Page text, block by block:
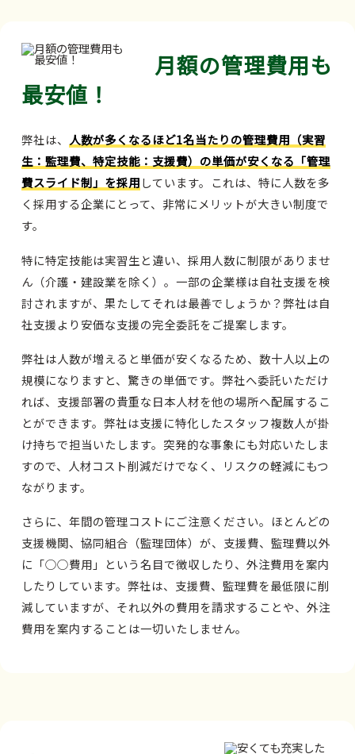
月額の管理費用も
最安値！
弊社は、 人数が多くなるほど1名当たりの管理費用（実習
生：監理費、特定技能：支援費）の単価が安くなる「管理
費スライド制」を採用しています。これは、特に人数を多
く採用する企業にとって、非常にメリットが大きい制度で
す。
特に特定技能は実習生と違い、採用人数に制限がありませ
ん（介護・建設業を除く）。一部の企業様は自社支援を検
討されますが、果たしてそれは最善でしょうか？弊社は自
社支援より安価な支援の完全委託をご提案します。
弊社は人数が増えると単価が安くなるため、数十人以上の
規模になりますと、驚きの単価です。弊社へ委託いただけ
れば、支援部署の貴重な日本人材を他の場所へ配属するこ
とができます。弊社は支援に特化したスタッフ複数人が掛
け持ちで担当いたします。突発的な事象にも対応いたしま
すので、人材コスト削減だけでなく、リスクの軽減にもつ
ながります。
さらに、年間の管理コストにご注意ください。ほとんどの
支援機関、協同組合（監理団体）が、支援費、監理費以外
に「○○費用」という名目で徴収したり、外注費用を案内
したりしています。弊社は、支援費、監理費を最低限に削
減していますが、それ以外の費用を請求することや、外注
費用を案内することは一切いたしません。